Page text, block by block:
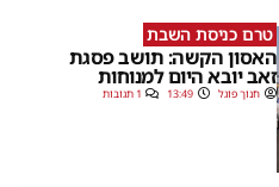
טרם כניסת השבת
האסון הקשה: תושב פסגת
זאב יובא היום למנוחות
חנוך פוגל 13:49 1 תגובות